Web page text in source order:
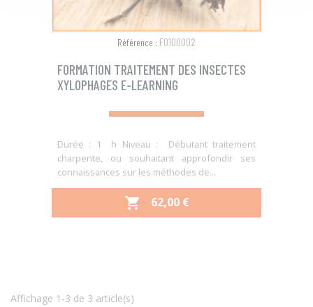
Référence : F0100002
FORMATION TRAITEMENT DES INSECTES
XYLOPHAGES E-LEARNING
Durée : 1 h Niveau : Débutant traitement
charpente, ou souhaitant approfondir ses
connaissances sur les méthodes de...
 PRIX
62,00 €
Affichage 1-3 de 3 article(s)